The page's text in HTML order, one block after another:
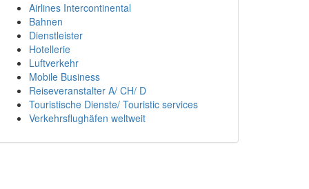
Airlines Intercontinental
Bahnen
Dienstleister
Hotellerie
Luftverkehr
Mobile Business
Reiseveranstalter A/ CH/ D
Touristische Dienste/ Touristic services
Verkehrsflughäfen weltweit